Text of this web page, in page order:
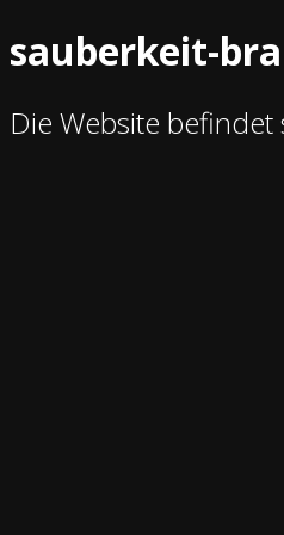
sauberkeit-
Die Website